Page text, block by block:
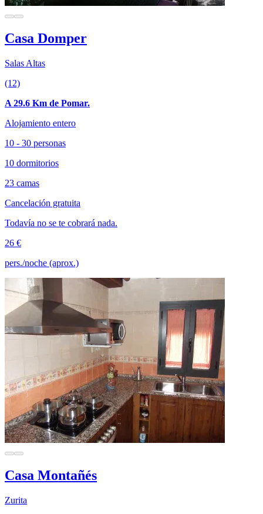
Casa Domper
Salas Altas
(12)
A 29.6 Km de Pomar.
Alojamiento entero
10 - 30 personas
10 dormitorios
23 camas
Cancelación gratuita
Todavía no se te cobrará nada.
26 €
pers./noche (aprox.)
Casa Montañés
Zurita